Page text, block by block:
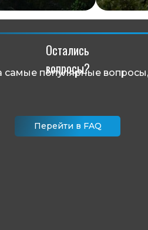
Остались
вопросы?
Перейти в FAQ
самые популярные